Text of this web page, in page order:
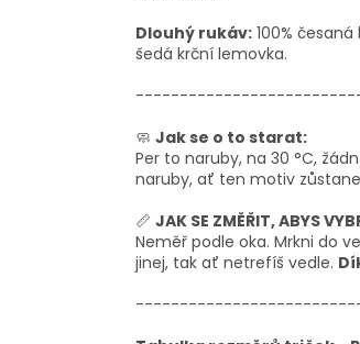
Dlouhý rukáv: 100%
šedá krční lemovka.
🧼 Jak se o to starat:
Per to naruby, na 30 °C,
naruby, ať ten motiv
📏 JAK SE ZMĚŘIT, ABYS
Neměř podle oka. Mrkni do
jinej, tak ať netrefíš vedle.